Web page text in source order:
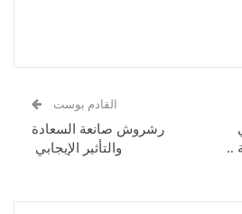
..
القادم بوست
رشروش صانعة السعادة
والتأثير الإيجابي